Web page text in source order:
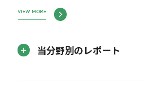
VIEW MORE
当分野別のレポート